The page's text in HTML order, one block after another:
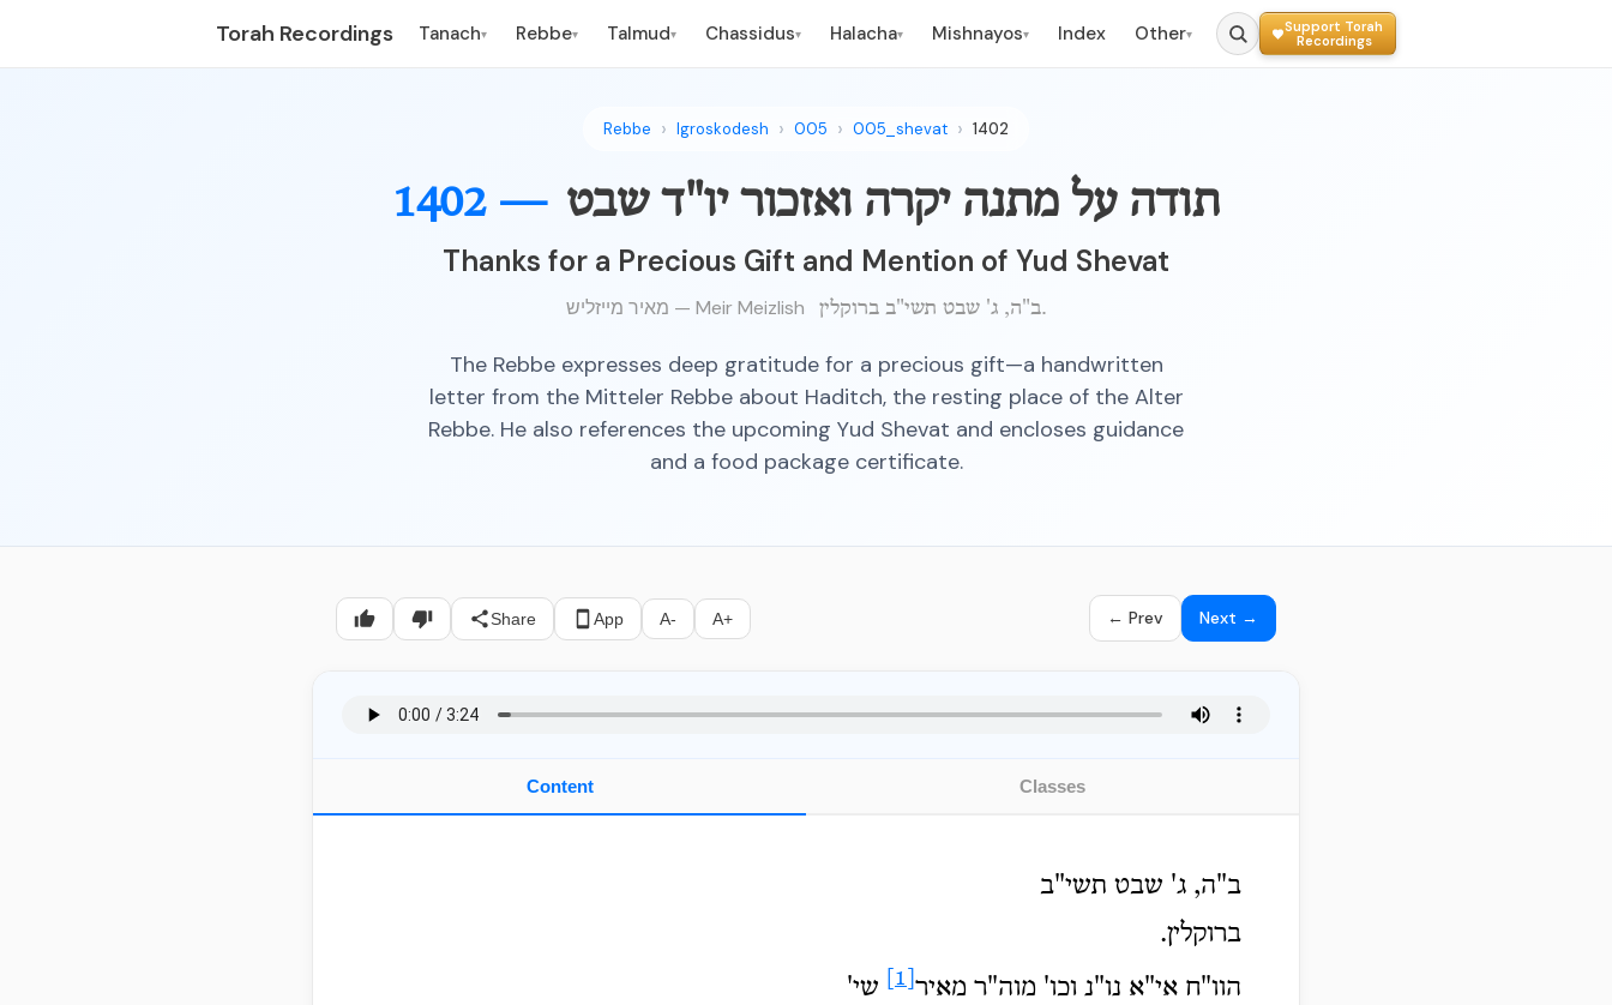
Torah Recordings Tanach▾ Rebbe▾ Talmud▾ Chassidus▾ Halacha▾ Mishnayos▾ Index Other▾
Support Torah
Recordings
Rebbe Igroskodesh 005 005_shevat 1402
1402 — תודה על מתנה יקרה ואזכור יו"ד שבט
Thanks for a Precious Gift and Mention of Yud Shevat
מאיר מייזליש — Meir Meizlish ב"ה, ג' שבט תשי"ב ברוקלין.
The Rebbe expresses deep gratitude for a precious gift—a handwritten
letter from the Mitteler Rebbe about Haditch, the resting place of the Alter
Rebbe. He also references the upcoming Yud Shevat and encloses guidance
and a food package certificate.
Share App A- A+ ← Prev Next →
Content Classes
ב"ה, ג' שבט תשי"ב
ברוקלין.
הוו"ח אי"א נו"נ וכו' מוה"ר מאיר
שי'